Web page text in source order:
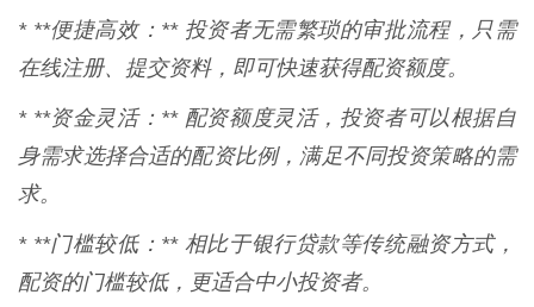
* **便捷高效：** 投资者无需繁琐的审批流程，只需
在线注册、提交资料，即可快速获得配资额度。
* **资金灵活：** 配资额度灵活，投资者可以根据自
身需求选择合适的配资比例，满足不同投资策略的需
求。
* **门槛较低：** 相比于银行贷款等传统融资方式，
配资的门槛较低，更适合中小投资者。